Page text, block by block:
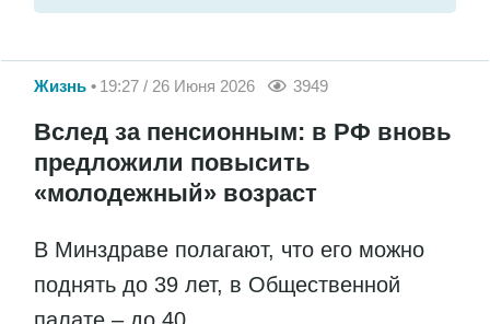
Жизнь 19:27 / 26 Июня 2026 3949
Вслед за пенсионным: в РФ вновь
предложили повысить
«молодежный» возраст
В Минздраве полагают, что его можно
поднять до 39 лет, в Общественной